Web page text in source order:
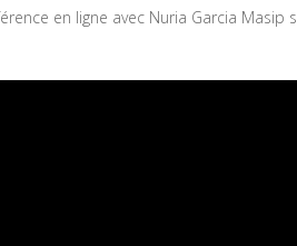
en ligne avec Nuria Garcia Masip